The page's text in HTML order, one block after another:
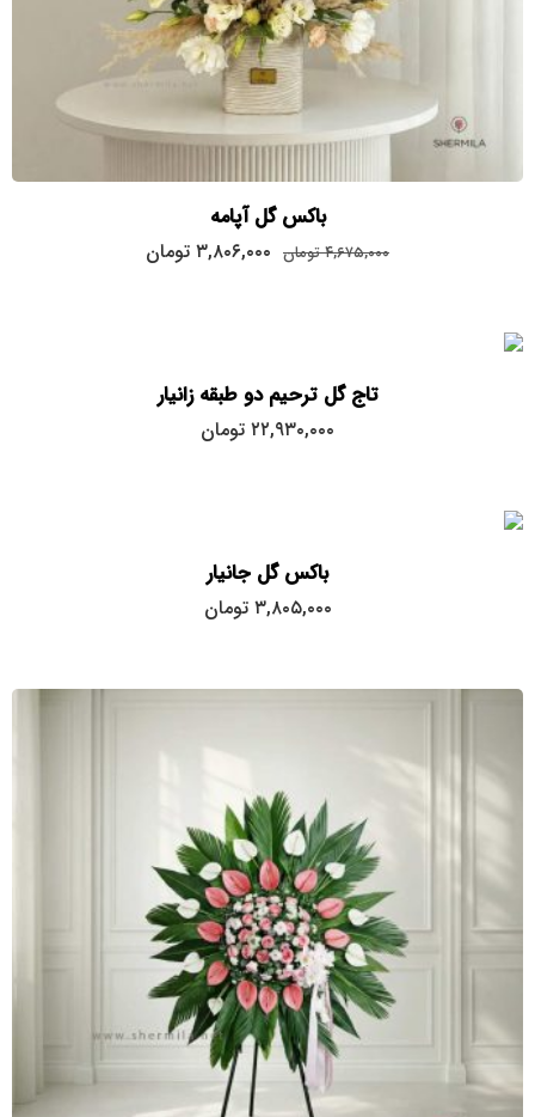
باکس گل آپامه
۴,۶۷۵,۰۰۰ تومان قیمت
۳,۸۰۶,۰۰۰ تومان
تاج گل ترحیم دو طبقه زانیار
۲۲,۹۳۰,۰۰۰ تومان
باکس گل جانیار
۳,۸۰۵,۰۰۰ تومان